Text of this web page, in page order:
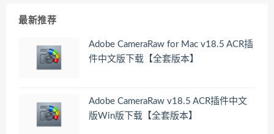
最新推荐
Adobe CameraRaw for Mac v18.5 ACR插
件中文版下载【全套版本】
Adobe CameraRaw v18.5 ACR插件中文
版Win版下载【全套版本】